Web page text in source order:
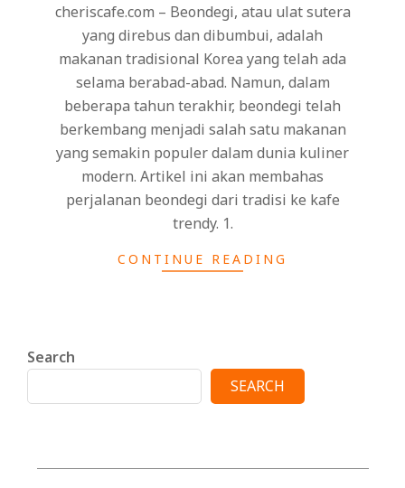
cheriscafe.com – Beondegi, atau ulat sutera
yang direbus dan dibumbui, adalah
makanan tradisional Korea yang telah ada
selama berabad-abad. Namun, dalam
beberapa tahun terakhir, beondegi telah
berkembang menjadi salah satu makanan
yang semakin populer dalam dunia kuliner
modern. Artikel ini akan membahas
perjalanan beondegi dari tradisi ke kafe
trendy. 1.
CONTINUE READING
Search
SEARCH